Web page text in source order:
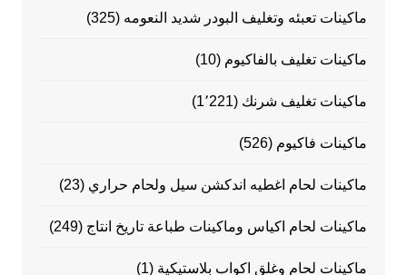
ماكينات تعبئه وتغليف البودر شديد النعومه (325)
ماكينات تغليف بالفاكيوم (10)
ماكينات تغليف شرنك (1٬221)
ماكينات فاكيوم (526)
ماكينات لحام اغطيه اندكشن سيل ولحام حراري (23)
ماكينات لحام اكياس وماكينات طباعة تاريخ انتاج (249)
ماكينات لحام وغلق اكواب بلاستيكية (1)